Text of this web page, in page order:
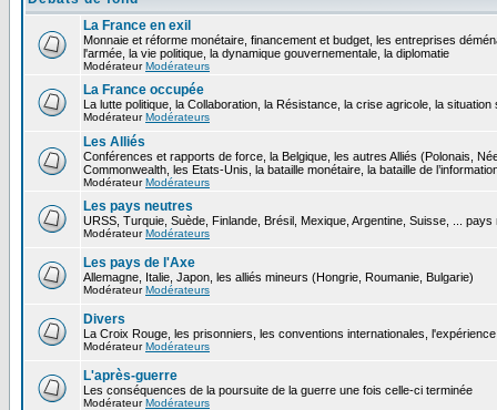
La France en exil
Monnaie et réforme monétaire, financement et budget, les entreprises
l'armée, la vie politique, la dynamique gouvernementale, la diplomatie
ModérateurModérateurs
La France occupée
La lutte politique, la Collaboration, la Résistance, la crise agricole, la
ModérateurModérateurs
Les Alliés
Conférences et rapports de force, la Belgique, les autres Alliés (Polonais,
Commonwealth, les Etats-Unis, la bataille monétaire, la bataille de
ModérateurModérateurs
Les pays neutres
URSS, Turquie, Suède, Finlande, Brésil, Mexique, Argentine, Suisse, ...
ModérateurModérateurs
Les pays de l'Axe
Allemagne, Italie, Japon, les alliés mineurs (Hongrie, Roumanie, Bulgarie)
ModérateurModérateurs
Divers
La Croix Rouge, les prisonniers, les conventions internationales,
ModérateurModérateurs
L'après-guerre
Les conséquences de la poursuite de la guerre une fois celle-ci terminée
ModérateurModérateurs